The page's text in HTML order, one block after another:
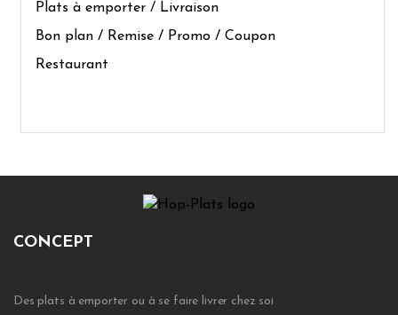
Plats à emporter / Livraison
Bon plan / Remise / Promo / Coupon
Restaurant
CONCEPT
Des plats à emporter ou à se faire livrer chez soi